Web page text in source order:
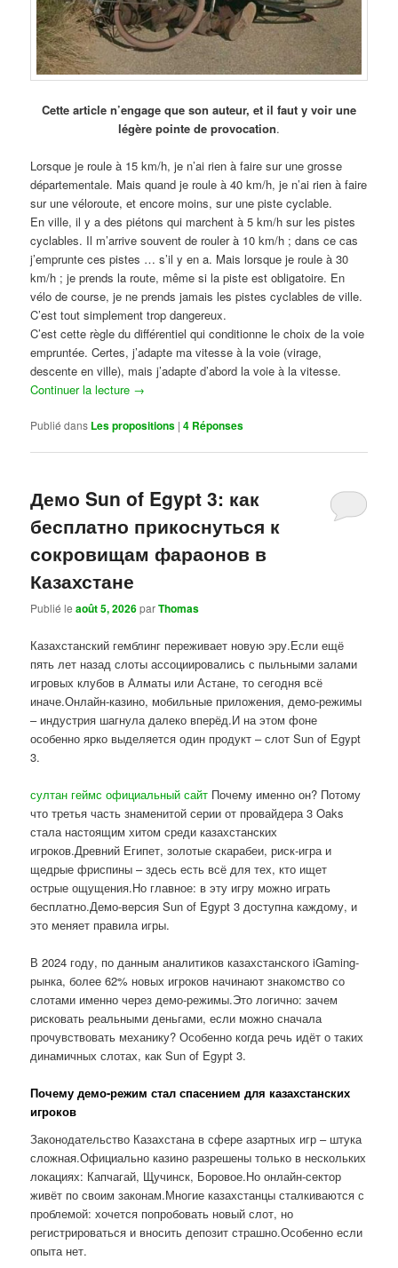
Cette article n’engage que son auteur, et il faut y voir une
légère pointe de provocation.
Lorsque je roule à 15 km/h, je n’ai rien à faire sur une grosse
départementale. Mais quand je roule à 40 km/h, je n’ai rien à faire
sur une véloroute, et encore moins, sur une piste cyclable.
En ville, il y a des piétons qui marchent à 5 km/h sur les pistes
cyclables. Il m’arrive souvent de rouler à 10 km/h ; dans ce cas
j’emprunte ces pistes … s’il y en a. Mais lorsque je roule à 30
km/h ; je prends la route, même si la piste est obligatoire. En
vélo de course, je ne prends jamais les pistes cyclables de ville.
C’est tout simplement trop dangereux.
C’est cette règle du différentiel qui conditionne le choix de la voie
empruntée. Certes, j’adapte ma vitesse à la voie (virage,
descente en ville), mais j’adapte d’abord la voie à la vitesse.
Continuer la lecture →
Publié dans Les propositions |4 Réponses
Демо Sun of Egypt 3: как
бесплатно прикоснуться к
сокровищам фараонов в
Казахстане
Publié leaoût 5, 2026parThomas
Казахстанский гемблинг переживает новую эру.Если ещё
пять лет назад слоты ассоциировались с пыльными залами
игровых клубов в Алматы или Астане, то сегодня всё
иначе.Онлайн-казино, мобильные приложения, демо-режимы
– индустрия шагнула далеко вперёд.И на этом фоне
особенно ярко выделяется один продукт – слот Sun of Egypt
3.
султан геймс официальный сайт Почему именно он? Потому
что третья часть знаменитой серии от провайдера 3 Oaks
стала настоящим хитом среди казахстанских
игроков.Древний Египет, золотые скарабеи, риск-игра и
щедрые фриспины – здесь есть всё для тех, кто ищет
острые ощущения.Но главное: в эту игру можно играть
бесплатно.Демо-версия Sun of Egypt 3 доступна каждому, и
это меняет правила игры.
В 2024 году, по данным аналитиков казахстанского iGaming-
рынка, более 62% новых игроков начинают знакомство со
слотами именно через демо-режимы.Это логично: зачем
рисковать реальными деньгами, если можно сначала
прочувствовать механику? Особенно когда речь идёт о таких
динамичных слотах, как Sun of Egypt 3.
Почему демо-режим стал спасением для казахстанских
игроков
Законодательство Казахстана в сфере азартных игр – штука
сложная.Официально казино разрешены только в нескольких
локациях: Капчагай, Щучинск, Боровое.Но онлайн-сектор
живёт по своим законам.Многие казахстанцы сталкиваются с
проблемой: хочется попробовать новый слот, но
регистрироваться и вносить депозит страшно.Особенно если
опыта нет.